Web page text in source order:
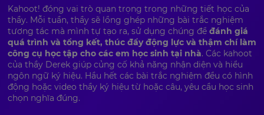
Kahoot! đóng vai trò quan trọng trong những tiết học của
thầy. Mỗi tuần, thầy sẽ lồng ghép những bài trắc nghiệm
tương tác mà mình tự tạo ra, sử dụng chúng để đánh giá
quá trình và tổng kết, thúc đẩy động lực và thậm chí làm
công cụ học tập cho các em học sinh tại nhà. Các kahoot
của thầy Derek giúp củng cố khả năng nhận diện và hiểu
ngôn ngữ ký hiệu. Hầu hết các bài trắc nghiệm đều có hình
động hoặc video thầy ký hiệu từ hoặc câu, yêu cầu học sinh
chọn nghĩa đúng.